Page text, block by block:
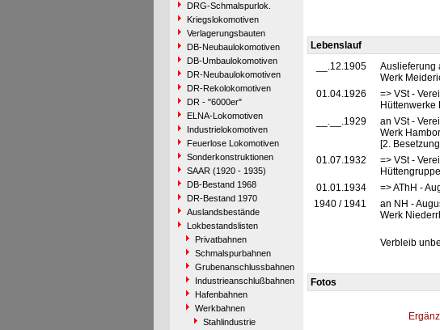
DRG-Schmalspurlok.
Kriegslokomotiven
Verlagerungsbauten
DB-Neubaulokomotiven
DB-Umbaulokomotiven
DR-Neubaulokomotiven
DR-Rekolokomotiven
DR - "6000er"
ELNA-Lokomotiven
Industrielokomotiven
Feuerlose Lokomotiven
Sonderkonstruktionen
SAAR (1920 - 1935)
DB-Bestand 1968
DR-Bestand 1970
Auslandsbestände
Lokbestandslisten
Privatbahnen
Schmalspurbahnen
Grubenanschlussbahnen
Industrieanschlußbahnen
Hafenbahnen
Werkbahnen
Stahlindustrie
Lebenslauf
__.12.1905
Auslieferung
Werk
01.04.1926
=> VSt -
__.__.1929
an VSt -
Werk
[2.
01.07.1932
=> VSt -
01.01.1934
=> AThH -
1940 / 1941
an NH -
Werk
Verbleib
Fotos